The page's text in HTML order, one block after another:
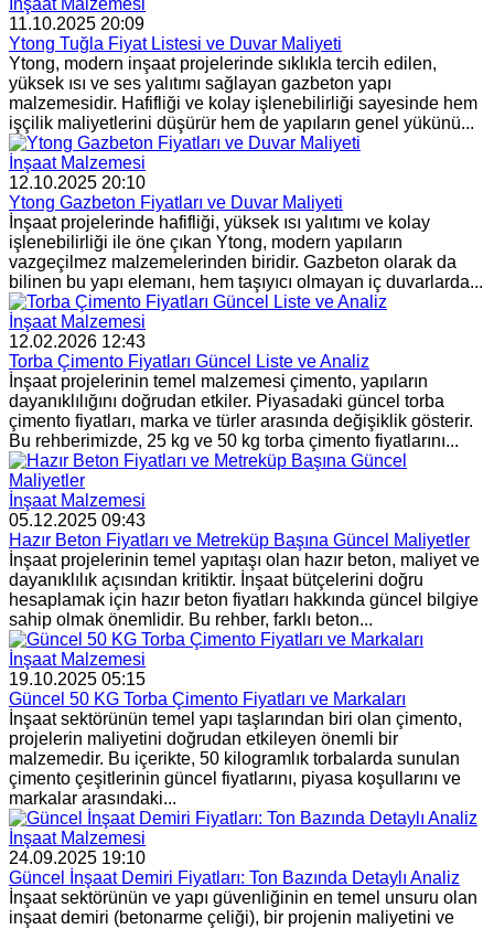
11.10.2025 20:09
Ytong Tuğla Fiyat Listesi ve Duvar Maliyeti
Ytong, modern inşaat projelerinde sıklıkla tercih edilen,
yüksek ısı ve ses yalıtımı sağlayan gazbeton yapı
malzemesidir. Hafifliği ve kolay işlenebilirliği sayesinde hem
işçilik maliyetlerini düşürür hem de yapıların genel yükünü...
İnşaat Malzemesi
12.10.2025 20:10
Ytong Gazbeton Fiyatları ve Duvar Maliyeti
İnşaat projelerinde hafifliği, yüksek ısı yalıtımı ve kolay
işlenebilirliği ile öne çıkan Ytong, modern yapıların
vazgeçilmez malzemelerinden biridir. Gazbeton olarak da
bilinen bu yapı elemanı, hem taşıyıcı olmayan iç duvarlarda...
İnşaat Malzemesi
12.02.2026 12:43
Torba Çimento Fiyatları Güncel Liste ve Analiz
İnşaat projelerinin temel malzemesi çimento, yapıların
dayanıklılığını doğrudan etkiler. Piyasadaki güncel torba
çimento fiyatları, marka ve türler arasında değişiklik gösterir.
Bu rehberimizde, 25 kg ve 50 kg torba çimento fiyatlarını...
İnşaat Malzemesi
05.12.2025 09:43
Hazır Beton Fiyatları ve Metreküp Başına Güncel Maliyetler
İnşaat projelerinin temel yapıtaşı olan hazır beton, maliyet ve
dayanıklılık açısından kritiktir. İnşaat bütçelerini doğru
hesaplamak için hazır beton fiyatları hakkında güncel bilgiye
sahip olmak önemlidir. Bu rehber, farklı beton...
İnşaat Malzemesi
19.10.2025 05:15
Güncel 50 KG Torba Çimento Fiyatları ve Markaları
İnşaat sektörünün temel yapı taşlarından biri olan çimento,
projelerin maliyetini doğrudan etkileyen önemli bir
malzemedir. Bu içerikte, 50 kilogramlık torbalarda sunulan
çimento çeşitlerinin güncel fiyatlarını, piyasa koşullarını ve
markalar arasındaki...
İnşaat Malzemesi
24.09.2025 19:10
Güncel İnşaat Demiri Fiyatları: Ton Bazında Detaylı Analiz
İnşaat sektörünün ve yapı güvenliğinin en temel unsuru olan
inşaat demiri (betonarme çeliği), bir projenin maliyetini ve